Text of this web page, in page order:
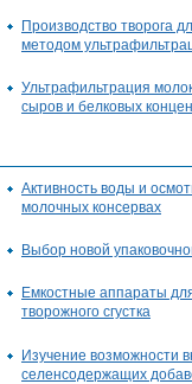
Производство творога
методом
Ультрафильтрация
сыров и белковых
Активность воды и
молочных консервах
Выбор новой
Емкостные аппараты
творожного сгустка
Изучение возможности
селенсодержащих